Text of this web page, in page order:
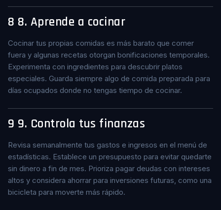
8 8. Aprende a cocinar
Cocinar tus propias comidas es más barato que comer
fuera y algunas recetas otorgan bonificaciones temporales.
Experimenta con ingredientes para descubrir platos
especiales. Guarda siempre algo de comida preparada para
días ocupados donde no tengas tiempo de cocinar.
9 9. Controla tus finanzas
Revisa semanalmente tus gastos e ingresos en el menú de
estadísticas. Establece un presupuesto para evitar quedarte
sin dinero a fin de mes. Prioriza pagar deudas con intereses
altos y considera ahorrar para inversiones futuras, como una
bicicleta para moverte más rápido.